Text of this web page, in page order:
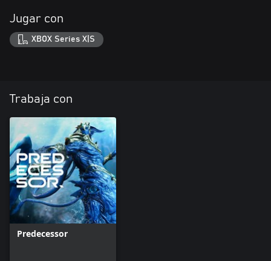
Jugar con
XBOX Series X|S
Trabaja con
Predecessor